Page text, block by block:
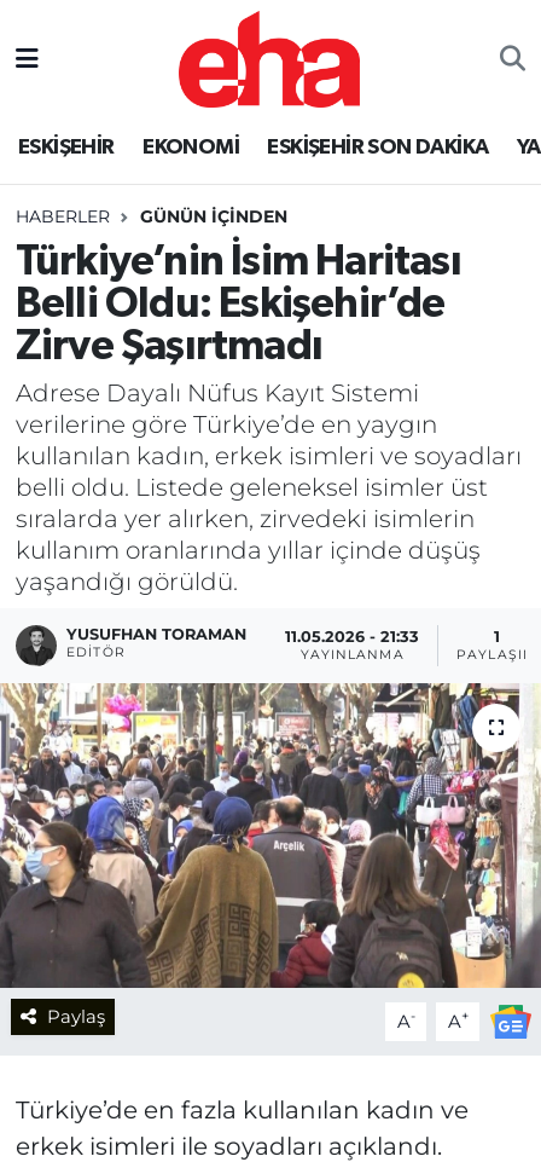
ESKİŞEHİR EKONOMİ ESKİŞEHİR SON DAKİKA
HABERLER GÜNÜN İÇINDEN
Türkiye’nin İsim Haritası
Belli Oldu: Eskişehir’de
Zirve Şaşırtmadı
Adrese Dayalı Nüfus Kayıt Sistemi
verilerine göre Türkiye’de en yaygın
kullanılan kadın, erkek isimleri ve soyadları
belli oldu. Listede geleneksel isimler üst
sıralarda yer alırken, zirvedeki isimlerin
kullanım oranlarında yıllar içinde düşüş
yaşandığı görüldü.
YUSUFHAN TORAMAN
EDITÖR
11.05.2026 - 21:33
YAYINLANMA
1
PAYLAŞIM
Paylaş A- A+
Türkiye’de en fazla kullanılan kadın ve
erkek isimleri ile soyadları açıklandı.